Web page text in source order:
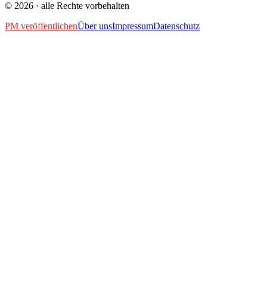
© 2026 · alle Rechte vorbehalten
PM veröffentlichenÜber unsImpressumDatenschutz